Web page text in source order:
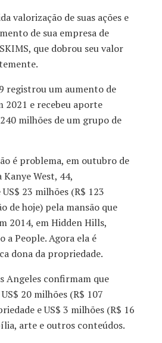
valorização de suas ações e
de sua empresa de
que dobrou seu valor
registrou um aumento de
2021 e recebeu aporte
milhões de um grupo de
é problema, em outubro de
West, 44,
23 milhões (R$ 123
de hoje) pela mansão que
2014, em Hidden Hills,
a People. Agora ela é
dona da propriedade.
Angeles confirmam que
20 milhões (R$ 107
e US$ 3 milhões (R$ 16
arte e outros conteúdos.